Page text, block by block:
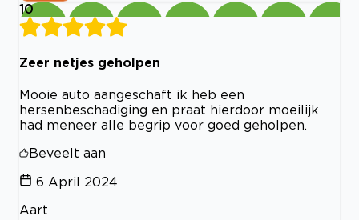
10
Zeer netjes geholpen
Mooie auto aangeschaft ik heb een
hersenbeschadiging en praat hierdoor moeilijk
had meneer alle begrip voor goed geholpen.
Beveelt aan
6 April 2024
Aart